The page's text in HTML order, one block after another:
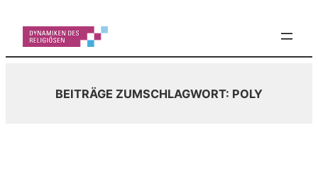
Inhalt
springen
BEITRÄGE ZUMSCHLAGWORT: POLY